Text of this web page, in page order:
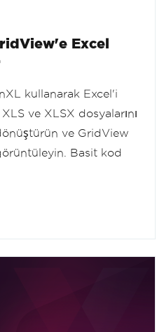
Excel
kullanarak Excel'i
ve XLSX dosyalarını
ve GridView
Basit kod